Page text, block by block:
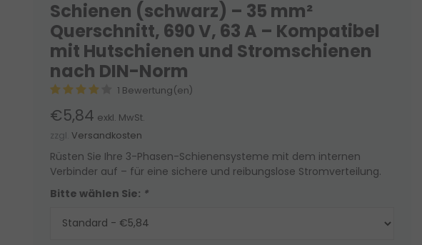
Schienen (schwarz) – 35 mm²
Querschnitt, 690 V, 63 A – Kompatibel
mit Hutschienen und Stromschienen
nach DIN-Norm
1 Bewertung(en)
€5,84 exkl. MwSt.
zzgl. Versandkosten
Rüsten Sie Ihre 3-Phasen-Schienensysteme mit dem internen
Verbinder auf – für eine sichere und reibungslose Stromverteilung.
Bitte wählen Sie: *